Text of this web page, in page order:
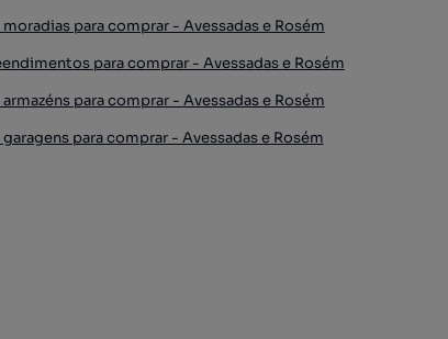
moradias para comprar - Avessadas e Rosém
para comprar - Avessadas e Rosém
armazéns para comprar - Avessadas e Rosém
garagens para comprar - Avessadas e Rosém